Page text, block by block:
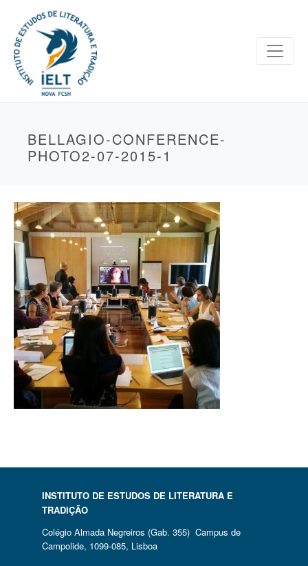
BELLAGIO-CONFERENCE-
PHOTO2-07-2015-1
INSTITUTO DE ESTUDOS DE LITERATURA E
TRADIÇÃO
Colégio Almada Negreiros (Gab. 355) Campus de
Campolide, 1099-085, Lisboa